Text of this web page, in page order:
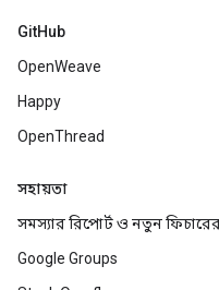
GitHub
OpenWeave
Happy
OpenThread
সহায়তা
সমস্যার রিপোর্ট ও নতুন
Google Groups